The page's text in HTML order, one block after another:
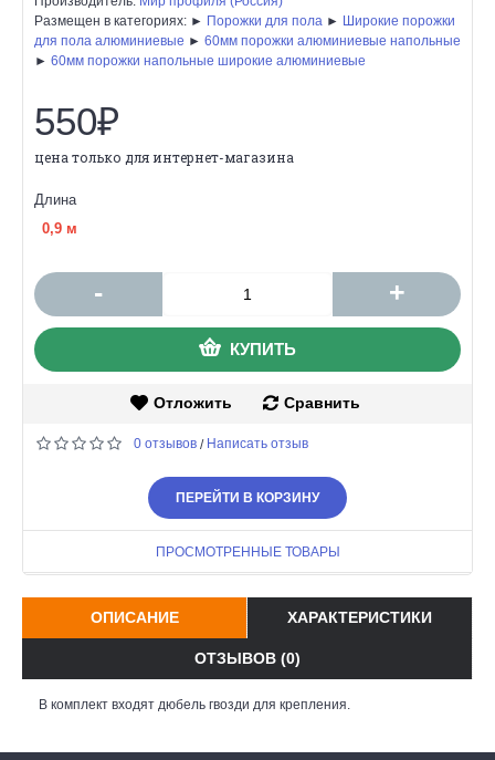
Размещен в категориях: ► Порожки для пола ► Широкие порожки
для пола алюминиевые ► 60мм порожки алюминиевые напольные
► 60мм порожки напольные широкие алюминиевые
550₽
цена только для интернет-магазина
Длина
0,9 м
- +
КУПИТЬ
Отложить Сравнить
0 отзывов / Написать отзыв
ПЕРЕЙТИ В КОРЗИНУ
ПРОСМОТРЕННЫЕ ТОВАРЫ
ОПИСАНИЕ ХАРАКТЕРИСТИКИ
ОТЗЫВОВ (0)
В комплект входят дюбель гвозди для крепления.